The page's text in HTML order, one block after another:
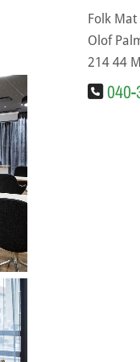
Folk
Olof
214 44
